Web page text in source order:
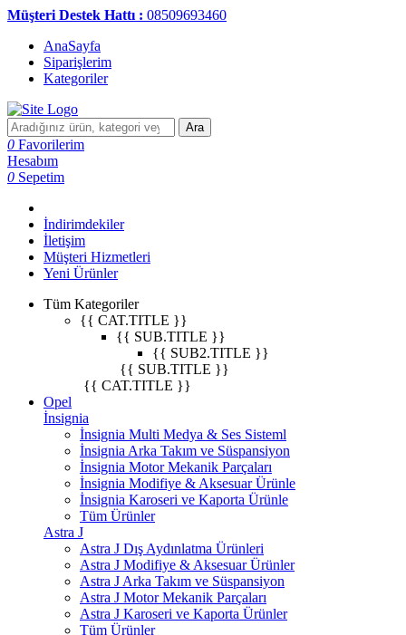
Müşteri Destek Hattı : 08509693460
AnaSayfa
Siparişlerim
Kategoriler
Ara
0 Favorilerim
Hesabım
0 Sepetim
İndirimdekiler
İletişim
Müşteri Hizmetleri
Yeni Ürünler
Tüm Kategoriler
{{ CAT.TITLE }}
{{ SUB.TITLE }}
{{ SUB2.TITLE }}
{{ SUB.TITLE }}
{{ CAT.TITLE }}
Opel
İnsignia
İnsignia Multi Medya & Ses Sisteml
İnsignia Arka Takım ve Süspansiyon
İnsignia Motor Mekanik Parçaları
İnsignia Modifiye & Aksesuar Ürünle
İnsignia Karoseri ve Kaporta Ürünle
Tüm Ürünler
Astra J
Astra J Dış Aydınlatma Ürünleri
Astra J Modifiye & Aksesuar Ürünler
Astra J Arka Takım ve Süspansiyon
Astra J Motor Mekanik Parçaları
Astra J Karoseri ve Kaporta Ürünler
Tüm Ürünler